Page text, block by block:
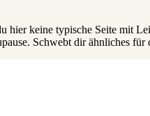
keine typische Seite mit
Schwebt dir ähnliches für